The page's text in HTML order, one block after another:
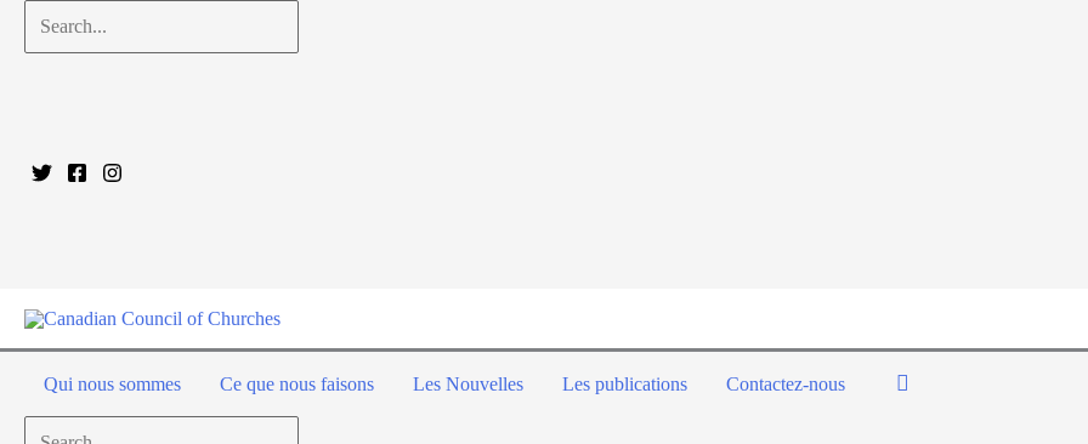
Search...
Qui nous sommes Ce que nous faisons Les Nouvelles Les publications Contactez-nous
Search...